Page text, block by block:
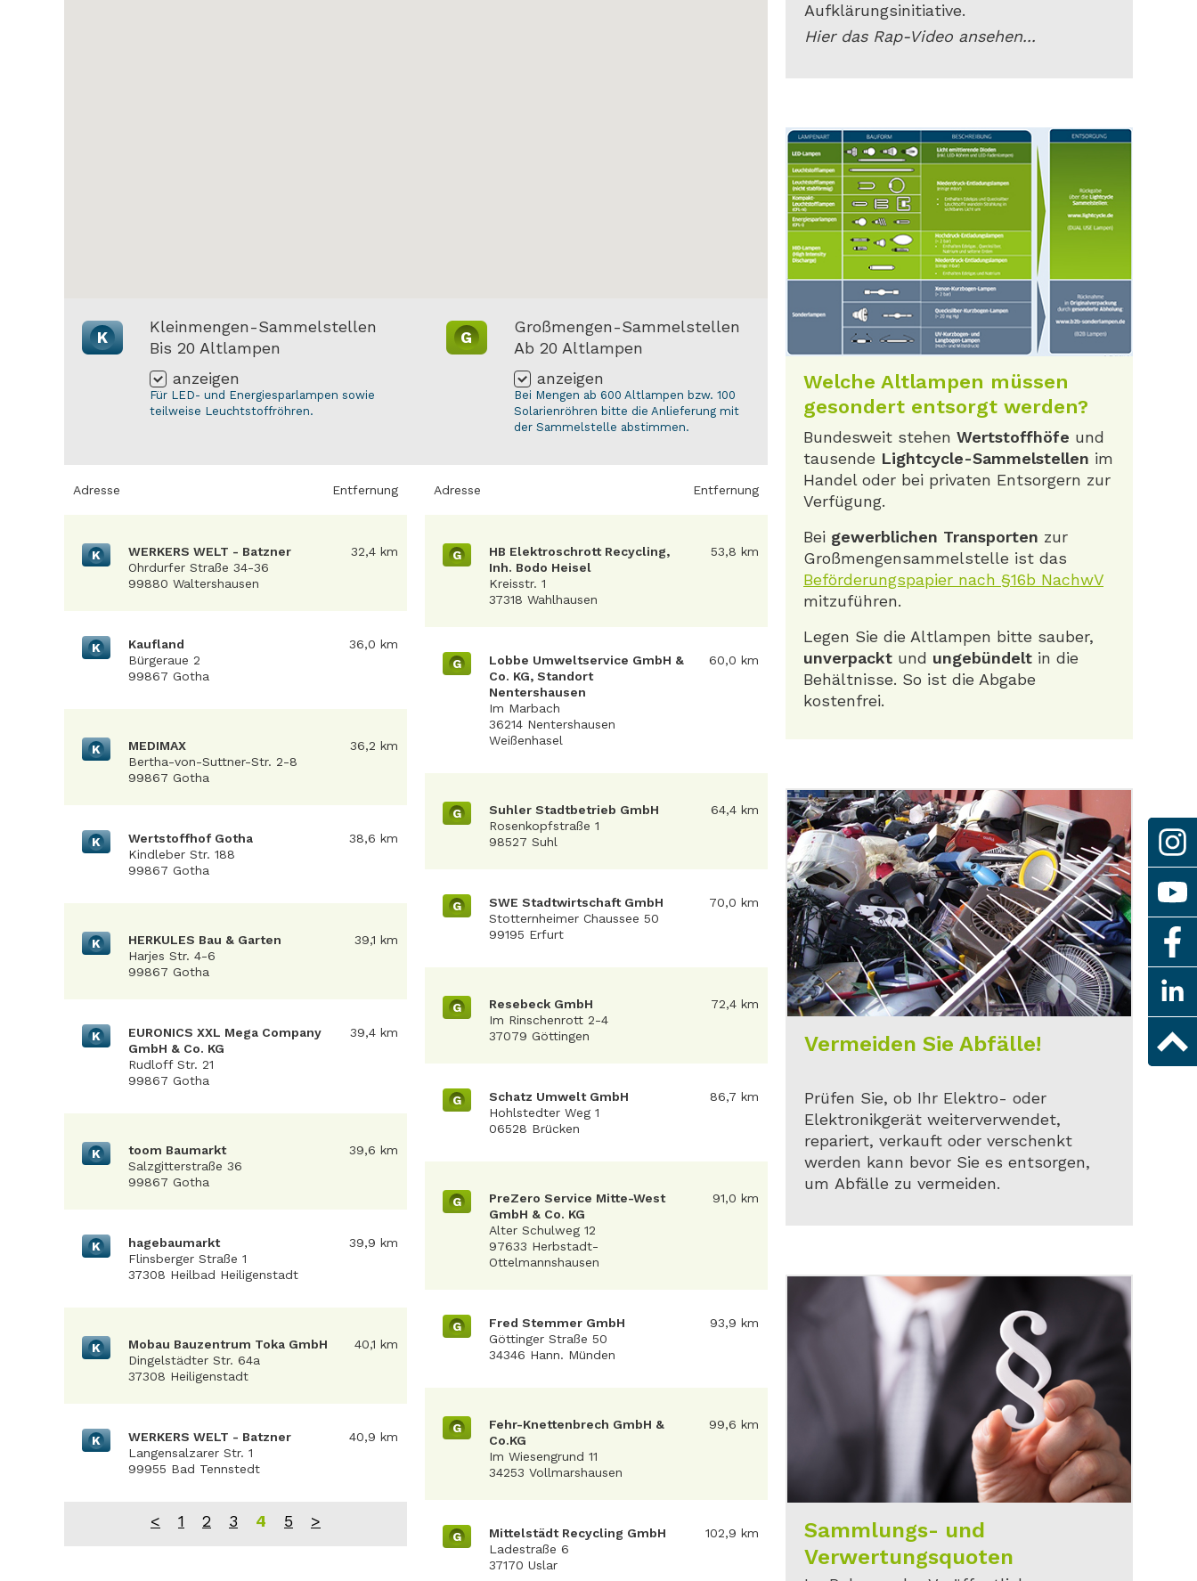
K
Kleinmengen-Sammelstellen
Bis 20 Altlampen
anzeigen
Für LED- und Energiesparlampen sowie
teilweise Leuchtstoffröhren.
G
Großmengen-Sammelstellen
Ab 20 Altlampen
anzeigen
Bei Mengen ab 600 Altlampen bzw. 100
Solarienröhren bitte die Anlieferung mit
der Sammelstelle abstimmen.
Adresse Entfernung
K
WERKERS WELT - Batzner
Ohrdurfer Straße 34-36
99880 Waltershausen
32,4 km
K
Kaufland
Bürgeraue 2
99867 Gotha
36,0 km
K
MEDIMAX
Bertha-von-Suttner-Str. 2-8
99867 Gotha
36,2 km
K
Wertstoffhof Gotha
Kindleber Str. 188
99867 Gotha
38,6 km
K
HERKULES Bau & Garten
Harjes Str. 4-6
99867 Gotha
39,1 km
K
EURONICS XXL Mega Company
GmbH & Co. KG
Rudloff Str. 21
99867 Gotha
39,4 km
K
toom Baumarkt
Salzgitterstraße 36
99867 Gotha
39,6 km
K
hagebaumarkt
Flinsberger Straße 1
37308 Heilbad Heiligenstadt
39,9 km
K
Mobau Bauzentrum Toka GmbH
Dingelstädter Str. 64a
37308 Heiligenstadt
40,1 km
K
WERKERS WELT - Batzner
Langensalzarer Str. 1
99955 Bad Tennstedt
40,9 km
< 1 2 3 4 5 >
Adresse Entfernung
G
HB Elektroschrott Recycling,
Inh. Bodo Heisel
Kreisstr. 1
37318 Wahlhausen
53,8 km
G
Lobbe Umweltservice GmbH &
Co. KG, Standort
Nentershausen
Im Marbach
36214 Nentershausen
Weißenhasel
60,0 km
G
Suhler Stadtbetrieb GmbH
Rosenkopfstraße 1
98527 Suhl
64,4 km
G
SWE Stadtwirtschaft GmbH
Stotternheimer Chaussee 50
99195 Erfurt
70,0 km
G
Resebeck GmbH
Im Rinschenrott 2-4
37079 Göttingen
72,4 km
G
Schatz Umwelt GmbH
Hohlstedter Weg 1
06528 Brücken
86,7 km
G
PreZero Service Mitte-West
GmbH & Co. KG
Alter Schulweg 12
97633 Herbstadt-
Ottelmannshausen
91,0 km
G
Fred Stemmer GmbH
Göttinger Straße 50
34346 Hann. Münden
93,9 km
G
Fehr-Knettenbrech GmbH &
Co.KG
Im Wiesengrund 11
34253 Vollmarshausen
99,6 km
G
Mittelstädt Recycling GmbH
Ladestraße 6
37170 Uslar
102,9 km
Aufklärungsinitiative.
Hier das Rap-Video ansehen...
Welche Altlampen müssen
gesondert entsorgt werden?
Bundesweit stehen Wertstoffhöfe und
tausende Lightcycle-Sammelstellen im
Handel oder bei privaten Entsorgern zur
Verfügung.
Bei gewerblichen Transporten zur
Großmengensammelstelle ist das
Beförderungspapier nach §16b NachwV
mitzuführen.
Legen Sie die Altlampen bitte sauber,
unverpackt und ungebündelt in die
Behältnisse. So ist die Abgabe
kostenfrei.
Vermeiden Sie Abfälle!
Prüfen Sie, ob Ihr Elektro- oder
Elektronikgerät weiterverwendet,
repariert, verkauft oder verschenkt
werden kann bevor Sie es entsorgen,
um Abfälle zu vermeiden.
Sammlungs- und
Verwertungsquoten